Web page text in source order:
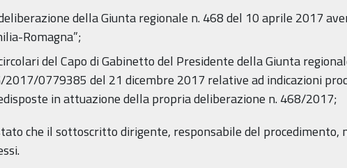
della Giunta regionale n. 468 del 10 aprile 2017
Romagna”;
del Capo di Gabinetto del Presidente della Giunta
2017/0779385 del 21 dicembre 2017 relative ad indicazioni
in attuazione della propria deliberazione n. 468/2017;
che il sottoscritto dirigente, responsabile del